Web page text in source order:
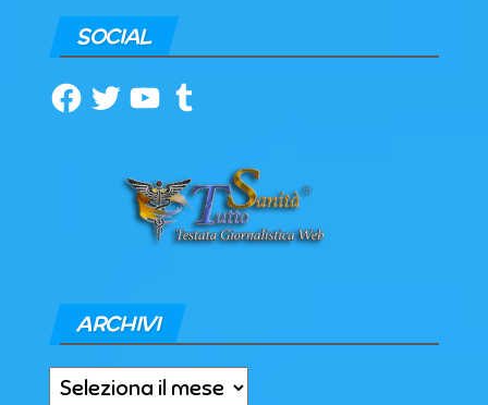
SOCIAL
Facebook
TwitterYouTubeTumblr
ARCHIVI
Archivi